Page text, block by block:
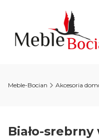
Meble-Bocian Akcesoria
Biało-